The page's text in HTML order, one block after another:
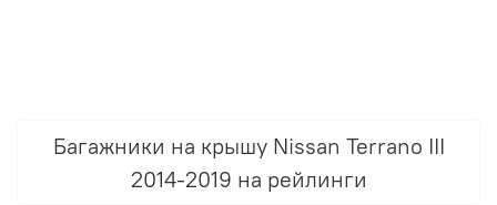
Багажники на крышу Nissan Terrano III
2014-2019 на рейлинги